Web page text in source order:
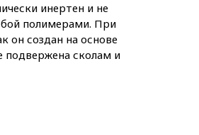
инертен и не
полимерами. При
он создан на основе
подвержена сколам и